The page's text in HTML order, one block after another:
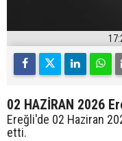
02 HAZİRAN 2026
Ereğli'de 02 Haziran
etti.